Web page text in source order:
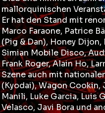
mallorquinischen
Er hat den Stand mit
Marco Faraone, Patrice
(Pig & Dan), Honey
Simian Mobile Disco,
Frank Roger, Alain Ho,
Szene auch mit
(Kyodai), Wagon Cookin,
Manili, Luke Garcia, Luis
Velasco, Javi Bora und